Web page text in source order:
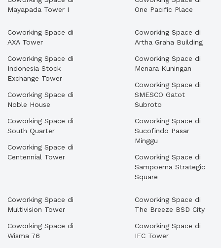
Mayapada Tower I
One Pacific Place
Coworking Space di
AXA Tower
Coworking Space di
Indonesia Stock
Exchange Tower
Coworking Space di
Noble House
Coworking Space di
South Quarter
Coworking Space di
Centennial Tower
Coworking Space di
Artha Graha Building
Coworking Space di
Menara Kuningan
Coworking Space di
SMESCO Gatot
Subroto
Coworking Space di
Sucofindo Pasar
Minggu
Coworking Space di
Sampoerna Strategic
Square
Coworking Space di
Multivision Tower
Coworking Space di
Wisma 76
Coworking Space di
The Breeze BSD City
Coworking Space di
IFC Tower